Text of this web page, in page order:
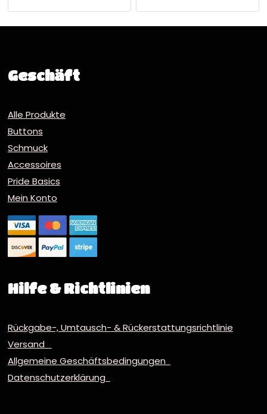
Geschäft
Alle Produkte
Buttons
Schmuck
Accessoires
Pride Basics
Mein Konto
Hilfe & Richtlinien
Rückgabe-, Umtausch- & Rückerstattungsrichtlinie
Versand
Allgemeine Geschäftsbedingungen
Datenschutzerklärung